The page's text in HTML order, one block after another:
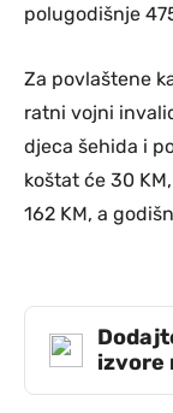
polugodišnje
Za povlaštene
ratni vojni
djeca šehida i
koštat će 30
162 KM, a
izvore